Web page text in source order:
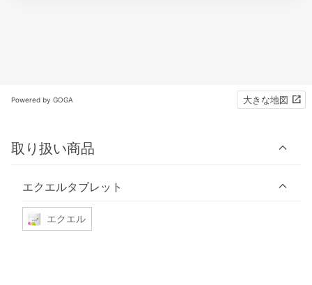
Powered by GOGA 大きな地図
取り扱い商品
エクエルタブレット
エクエル